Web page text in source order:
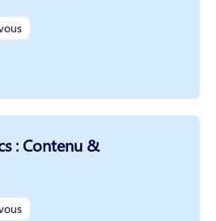
: Contenu &